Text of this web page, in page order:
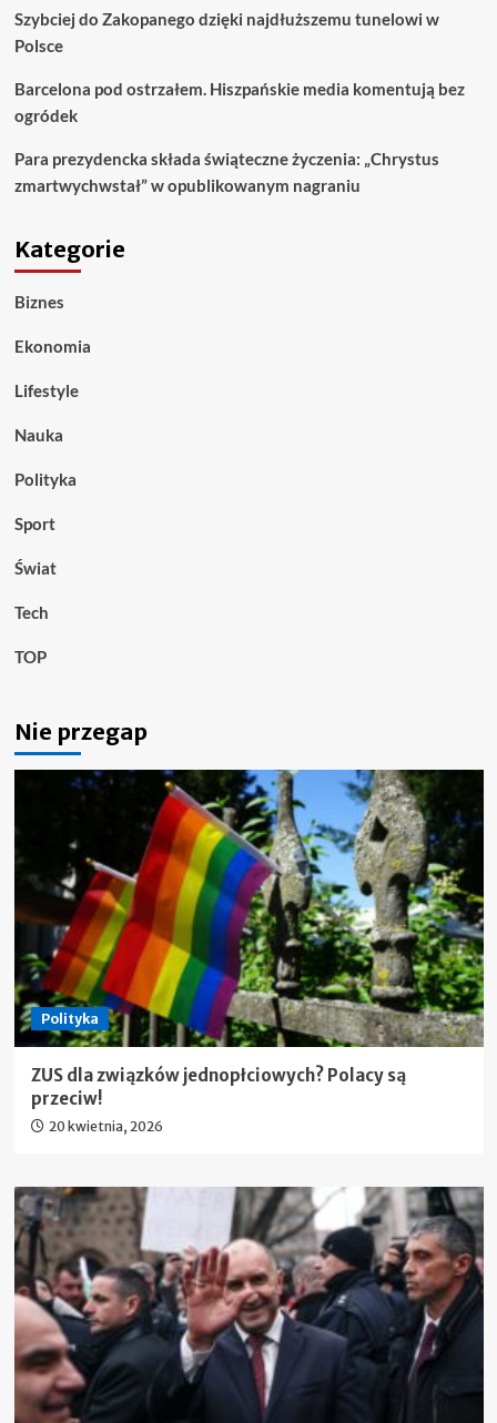
Szybciej do Zakopanego dzięki najdłuższemu tunelowi w
Polsce
Barcelona pod ostrzałem. Hiszpańskie media komentują bez
ogródek
Para prezydencka składa świąteczne życzenia: „Chrystus
zmartwychwstał” w opublikowanym nagraniu
Kategorie
Biznes
Ekonomia
Lifestyle
Nauka
Polityka
Sport
Świat
Tech
TOP
Nie przegap
Polityka
ZUS dla związków jednopłciowych? Polacy są
przeciw!
20 kwietnia, 2026